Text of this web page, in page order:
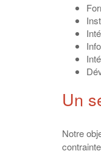
Un
Notre